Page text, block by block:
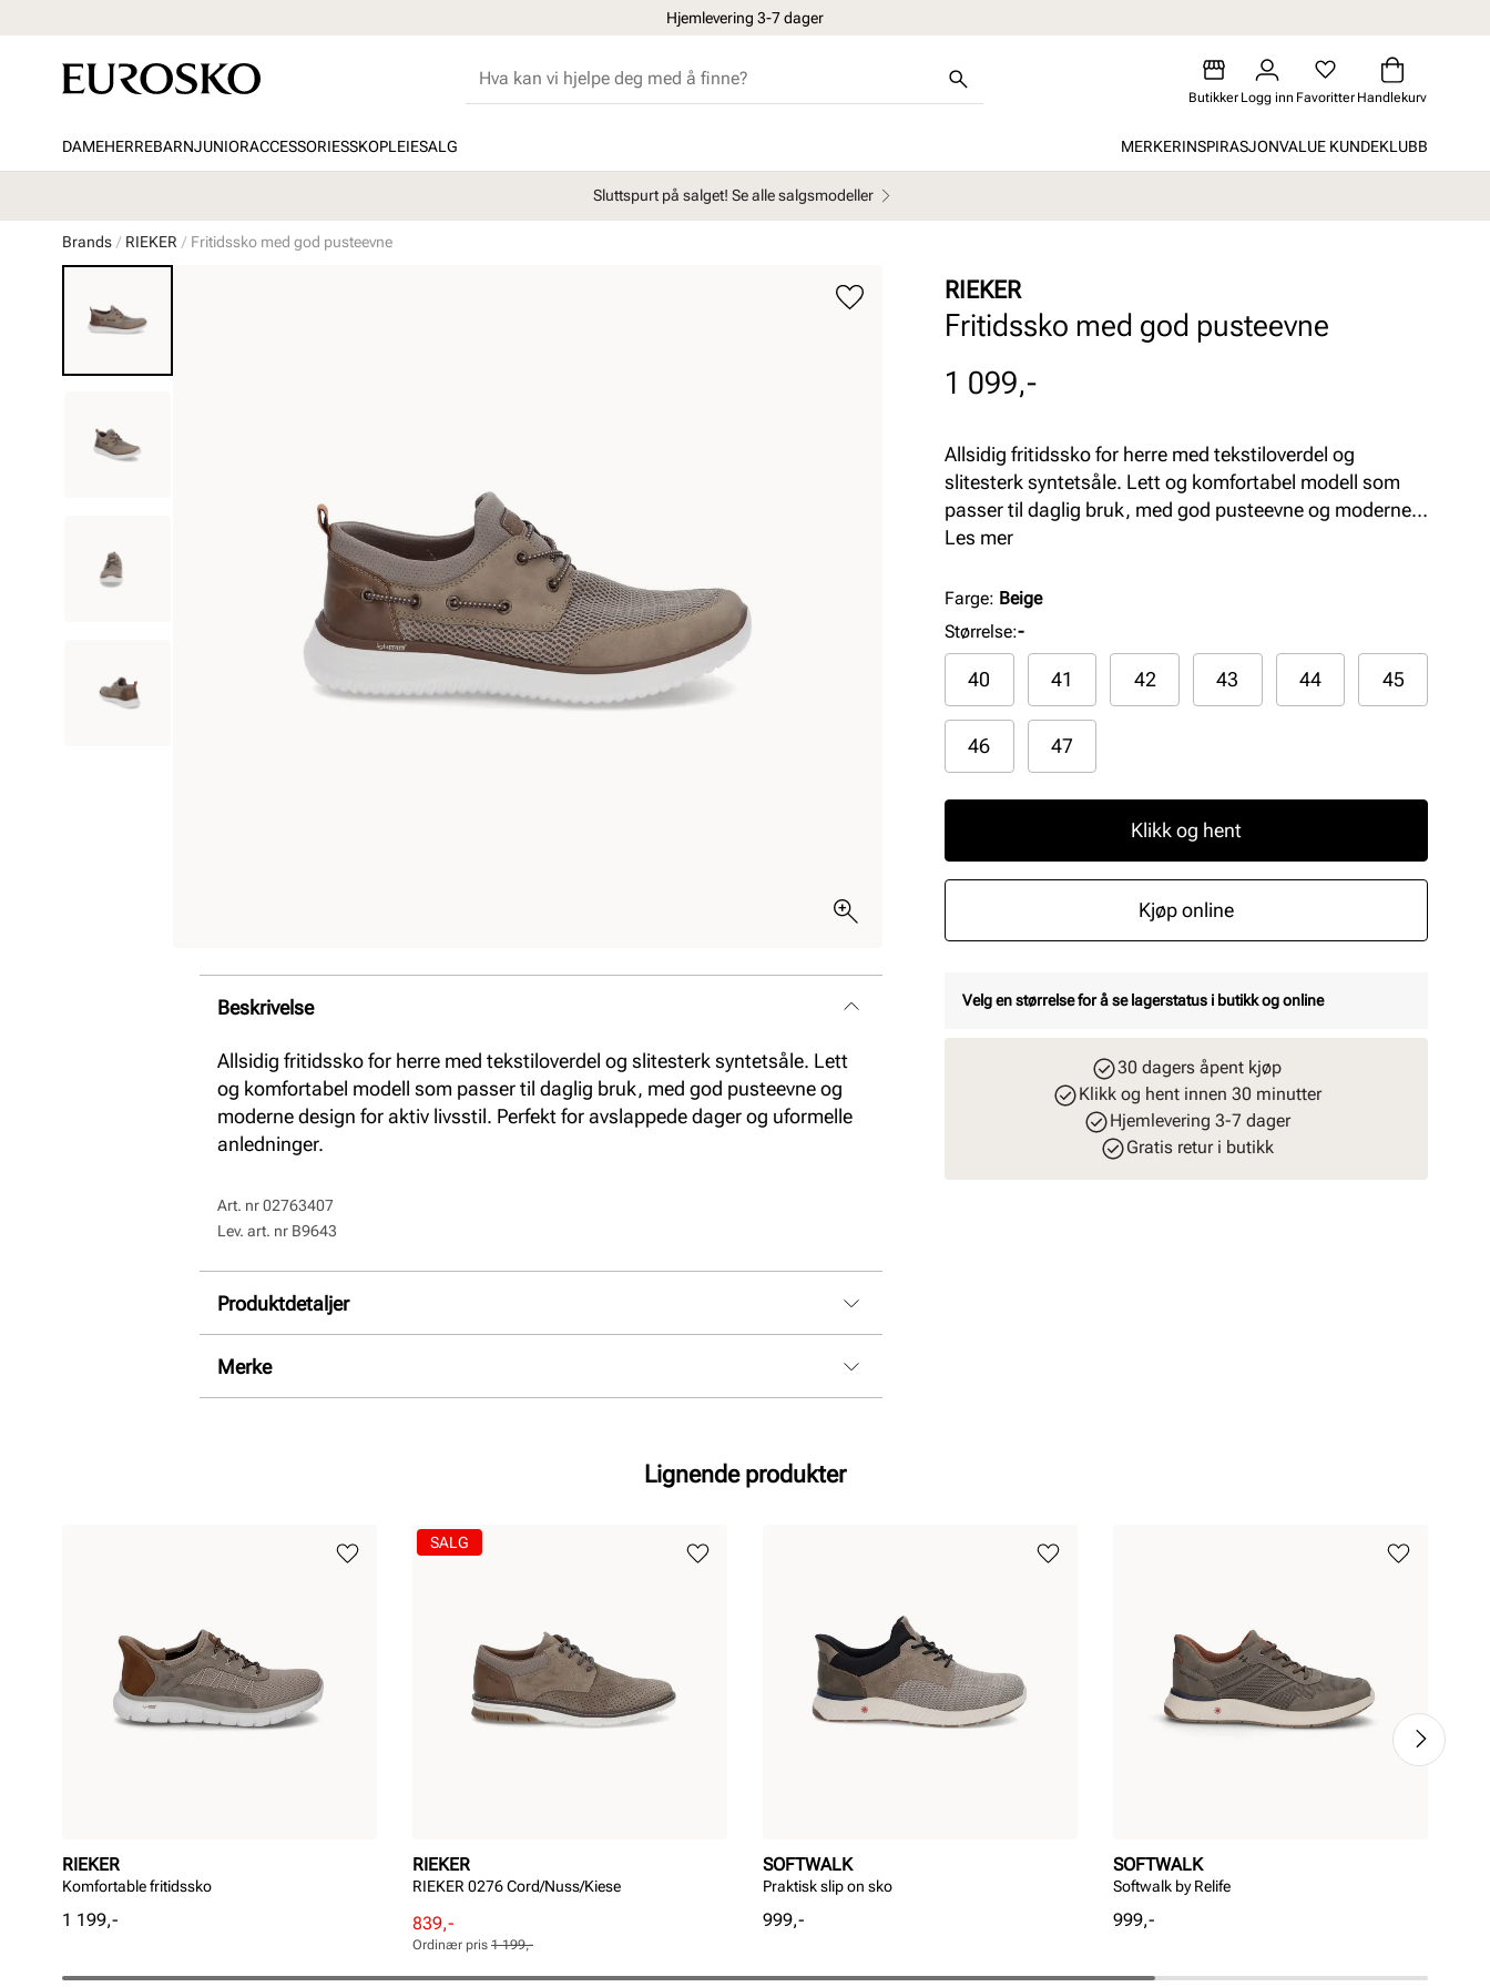
Hjemlevering 3-7 dager
Butikker Logg inn Favoritter Handlekurv
DAMEHERREBARNJUNIORACCESSORIESSKOPLEIESALG MERKERINSPIRASJONVALUE KUNDEKLUBB
Sluttspurt på salget! Se alle salgsmodeller
Brands RIEKER Fritidssko med god pusteevne
Beskrivelse
Allsidig fritidssko for herre med tekstiloverdel og slitesterk syntetsåle. Lett
og komfortabel modell som passer til daglig bruk, med god pusteevne og
moderne design for aktiv livsstil. Perfekt for avslappede dager og uformelle
anledninger.
Art. nr02763407
Lev. art. nr B9643
Produktdetaljer
Overdel:
Merke
RIEKER
Fritidssko med god pusteevne
Pris
1 099,-
Allsidig fritidssko for herre med tekstiloverdel og
slitesterk syntetsåle. Lett og komfortabel modell som
passer til daglig bruk, med god pusteevne og moderne
design for aktiv livsstil. Perfekt for avslappede dager og
Les mer
Farge: Beige
Størrelse:-
40 41 42 43 44 45
46 47
Klikk og hent
Kjøp online
Velg en størrelse for å se lagerstatus i butikk og online
30 dagers åpent kjøp
Klikk og hent innen 30 minutter
Hjemlevering 3-7 dager
Gratis retur i butikk
Lignende produkter
RIEKER
Komfortable fritidssko
Pris
1 199,-
RIEKER
RIEKER 0276 Cord/Nuss/Kiese
Rabattert
pris
Pris
839,-
Ordinær
pris
Pris
Ordinær pris 1 199,-
SALG
SOFTWALK
Praktisk slip on sko
Pris
999,-
SOFTWALK
Softwalk by Relife
Pris
999,-